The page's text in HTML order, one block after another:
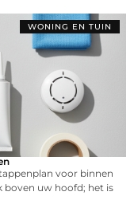
WONING EN TUIN
voor binnen
boven uw hoofd; het is